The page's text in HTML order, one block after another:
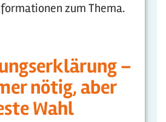
zum Thema.
–
nötig, aber
Wahl